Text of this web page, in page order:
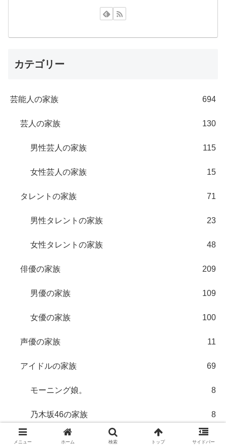
カテゴリー
芸能人の家族 694
芸人の家族 130
男性芸人の家族 115
女性芸人の家族 15
タレントの家族 71
男性タレントの家族 23
女性タレントの家族 48
俳優の家族 209
男優の家族 109
女優の家族 100
声優の家族 11
アイドルの家族 69
モーニング娘。 8
乃木坂46の家族 8
欅坂46の家族
メニュー ホーム 検索 トップ サイドバー